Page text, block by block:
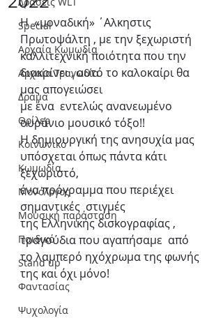
Special
Αρχαία Κωμωδία
Αρχαία Τραγωδία
Δράμα
Θρίλερ
Κοινωνικό
Κωμωδία
Μονόλογος
Μουσική παράσταση
Παιδικό
Stand up
Φαντασίας
Ψυχολογία
Η  «μοναδική» ΄Αλκηστις
Πρωτοψάλτη , με την ξεχωριστή
καλλιτεχνική ποιότητα που την
διακρίνει , αυτό το καλοκαίρι θα
μας απογειώσει
με ένα  εντελώς ανανεωμένο
ουράνιο μουσικό τόξο!!
Η δημιουργική της ανησυχία μας
υπόσχεται όπως πάντα κάτι
ξεχωριστό,
ένα πρόγραμμα που περιέχει
σημαντικές  στιγμές
της Ελληνικής δισκογραφίας ,
τραγούδια που αγαπήσαμε  από
το λαμπερό ηχόχρωμα της φωνής
της και όχι μόνο!